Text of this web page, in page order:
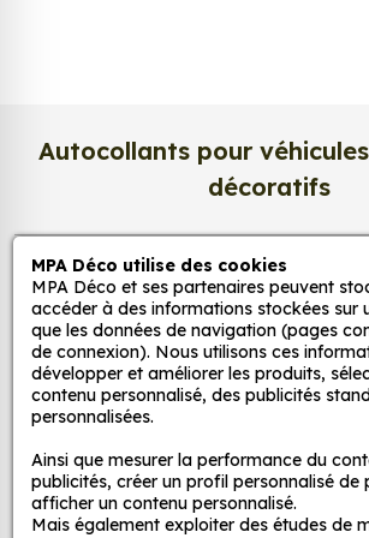
surface lisse au toucher, et une
incomparable. Vos créations
éclat, sans reflets gênants ni
lumière.
Une impression photo
haute définition
Chaque affiche est produite avec
pigmentaires de dernière
rendu d’image précis et durable.
grand format sont calibrées pour
fidèlement les couleurs de votre
s’agisse d’unephoto, d’une
vectorielle ou d’une affiche d’art
Autocollants pour
décoratifs
MPA Déco
Nos services
Nos sites
Mon Compte
MPA Déco utilise des cookies
MPA Déco et ses partenaires peuvent
accéder à des informations stockées sur
que les données de navigation (pages
de connexion). Nous utilisons ces
développer et améliorer les produits,
contenu personnalisé, des publicités
personnalisées.
Ainsi que mesurer la performance du
publicités, créer un profil personnalisé
afficher un contenu personnalisé.
Mais également exploiter des études de